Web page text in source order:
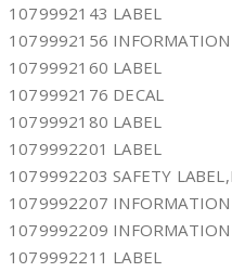
1079992143 LABEL
1079992156 INFORMATION
1079992160 LABEL
1079992176 DECAL
1079992180 LABEL
1079992201 LABEL
1079992203 SAFETY
1079992207 INFORMATION
1079992209 INFORMATION
1079992211 LABEL